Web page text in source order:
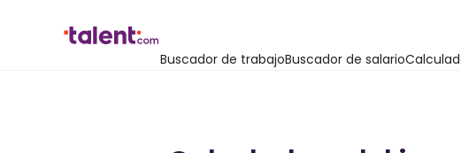
Buscador de trabajoBuscador de salario